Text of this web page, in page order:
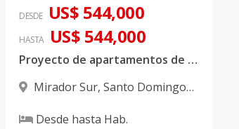
DESDE US$ 544,000
HASTA US$ 544,000
Proyecto de apartamentos de Oportunidad en Mirador Sur.
Mirador Sur, Santo Domingo
Desde hasta Hab.